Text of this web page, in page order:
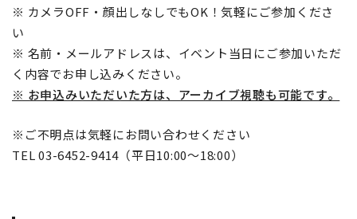
※ カメラOFF・顔出しなしでもOK！気軽にご参加くださ
い
※ 名前・メールアドレスは、イベント当日にご参加いただ
く内容でお申し込みください。
※ お申込みいただいた方は、アーカイブ視聴も可能です。
※ご不明点は気軽にお問い合わせください
TEL 03-6452-9414（平日10:00〜18:00）